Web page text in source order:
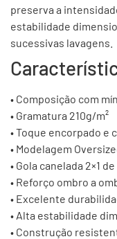
preserva a
estabilidade
sucessivas lavagens.
• Composição com
• Gramatura 210g/m²
• Toque encorpado e
• Modelagem
• Gola canelada 2×1
• Reforço ombro a
• Excelente
• Alta estabilidade
• Construção